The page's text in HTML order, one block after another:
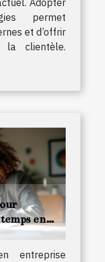
Adopter
permet
et d’offrir
la clientèle.
en
entreprise